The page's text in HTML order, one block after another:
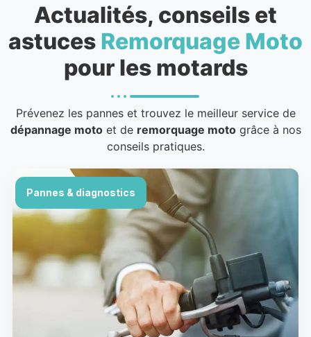
Actualités, conseils et
astuces Remorquage Moto
pour les motards
Prévenez les pannes et trouvez le meilleur service de
dépannage motoet de remorquage motogrâce à nos
conseils pratiques.
Pannes & diagnostics